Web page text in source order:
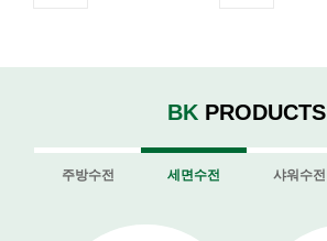
BK PRODUCTS
주방수전 세면수전 샤워수전